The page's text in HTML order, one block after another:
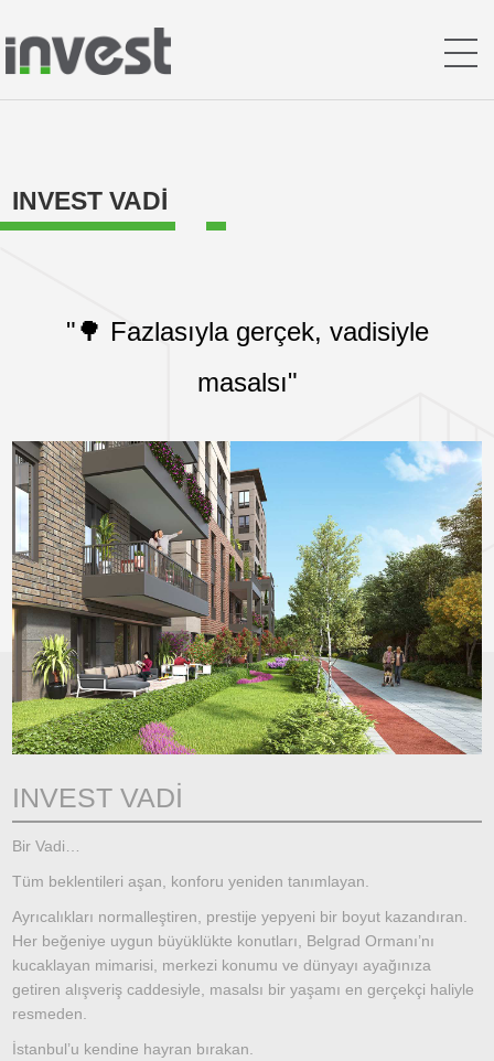
INVEST VADİ
"🌳 Fazlasıyla gerçek, vadisiyle
masalsı"
INVEST VADİ
Bir Vadi…
Tüm beklentileri aşan, konforu yeniden tanımlayan.
Ayrıcalıkları normalleştiren, prestije yepyeni bir boyut kazandıran.
Her beğeniye uygun büyüklükte konutları, Belgrad Ormanı’nı
kucaklayan mimarisi, merkezi konumu ve dünyayı ayağınıza
getiren alışveriş caddesiyle, masalsı bir yaşamı en gerçekçi haliyle
resmeden.
İstanbul’u kendine hayran bırakan.